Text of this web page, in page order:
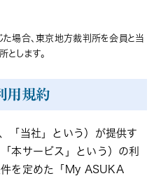
場合、東京地方裁判所を会員と当
します。
用規約
「当社」という）が提供す
本サービス」という）の利
を定めた「My ASUKA